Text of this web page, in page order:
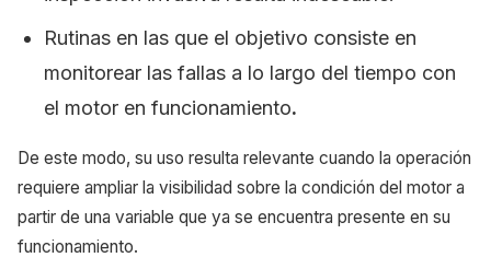
Rutinas en las que el objetivo consiste en
monitorear las fallas a lo largo del tiempo con
el motor en funcionamiento.
De este modo, su uso resulta relevante cuando la operación
requiere ampliar la visibilidad sobre la condición del motor a
partir de una variable que ya se encuentra presente en su
funcionamiento.